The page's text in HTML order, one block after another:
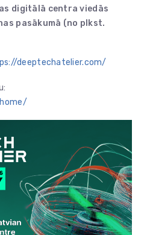
digitālā centra viedās
pasākumā (no plkst.
deeptechatelier.com/